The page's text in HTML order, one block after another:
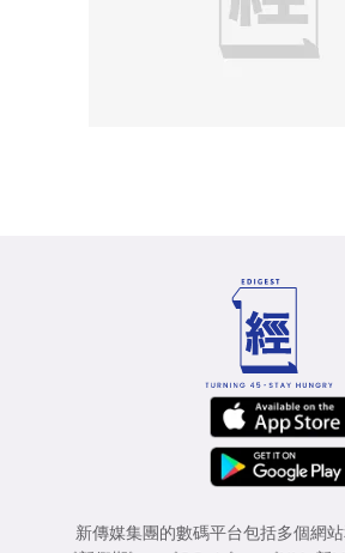
新傳媒集團的數碼平台包括多個網